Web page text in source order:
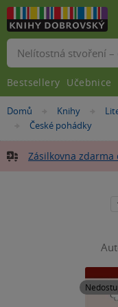
Nacházíte
Domů »Knihy »
»
České pohádky
Zásilkovna zdarma
Vyhledávání
Bestsellery Učebnice